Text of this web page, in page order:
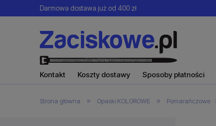
Darmowa dostawa już od 400 zł
Kontakt Koszty dostawy Sposoby płatności
Strona główna » Opaski KOLOROWE » Pomarańczowe